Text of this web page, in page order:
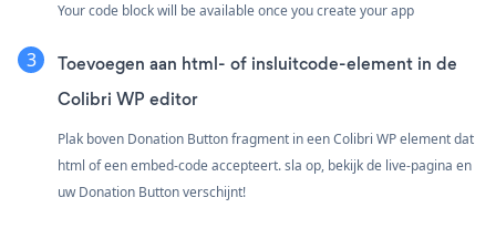
Your code block will be available once you create your app
Toevoegen aan html- of insluitcode-element in de
Colibri WP editor
Plak boven Donation Button fragment in een Colibri WP element dat
html of een embed-code accepteert. sla op, bekijk de live-pagina en
uw Donation Button verschijnt!